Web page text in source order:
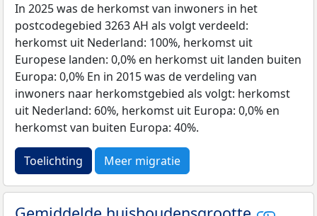
In 2025 was de herkomst van inwoners in het
postcodegebied 3263 AH als volgt verdeeld:
herkomst uit Nederland: 100%, herkomst uit
Europese landen: 0,0% en herkomst uit landen buiten
Europa: 0,0% En in 2015 was de verdeling van
inwoners naar herkomstgebied als volgt: herkomst
uit Nederland: 60%, herkomst uit Europa: 0,0% en
herkomst van buiten Europa: 40%.
Toelichting Meer migratie